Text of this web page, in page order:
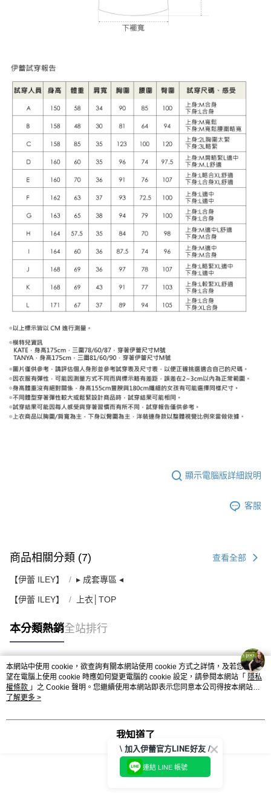
顯示電腦版詳細說明
客服
商品相關分類 (7) 查看全部
【伊蕾 ILEY】 ▸ 成套專區 ◂
【伊蕾 ILEY】 上衣│TOP
本分類熱銷全站排行
熱門標籤
本網站中使用 cookie，欲查詢有關本網站使用 cookie 方式之詳情，及若您不希
望在電腦上使用 cookie 時應如何變更電腦的 cookie 設定，請參閱本網站「 隱私
權條款 」之 Cookie 聲明。您繼續使用本網站即表示您同意本公司得按本網站使
用條款之 Cookie 聲明使用 cookie。
了解更多 >
我知道了
\ 加入伊蕾官方LINE好友 /
連結 LINE 帳號